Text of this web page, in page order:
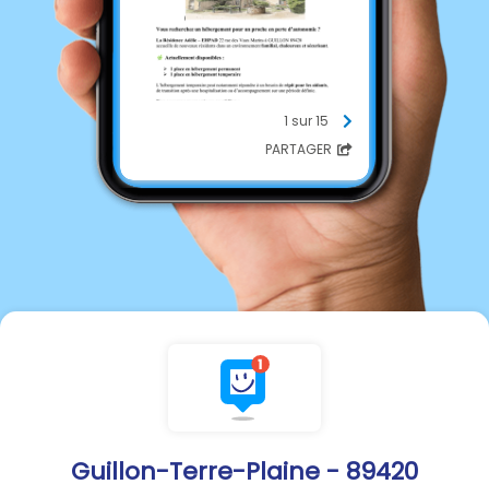
Guillon-Terre-Plaine - 89420
1 sur 15
PARTAGER